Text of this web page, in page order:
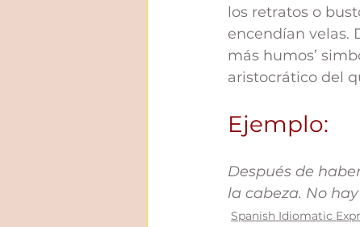
los retratos o
encendían velas.
más humos’
aristocrático del
Ejemplo:
Después de
la cabeza. No
Spanish Idiomatic